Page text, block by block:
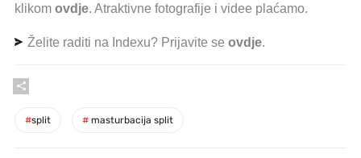
klikom ovdje. Atraktivne fotografije i videe plaćamo.
Želite raditi na Indexu? Prijavite se ovdje.
#split # masturbacija split